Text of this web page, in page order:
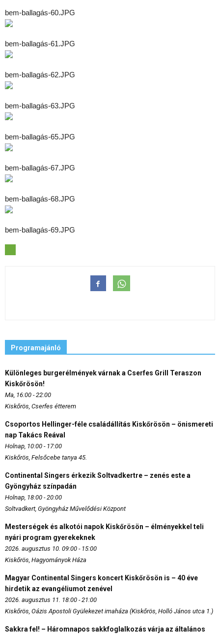
bem-ballagás-60.JPG
bem-ballagás-61.JPG
bem-ballagás-62.JPG
bem-ballagás-63.JPG
bem-ballagás-65.JPG
bem-ballagás-67.JPG
bem-ballagás-68.JPG
bem-ballagás-69.JPG
Programajánló
Különleges burgerélmények várnak a Cserfes Grill Teraszon
Kiskőrösön!
Ma, 16:00 - 22:00
Kiskőrös, Cserfes étterem
Csoportos Hellinger-féle családállítás Kiskőrösön – önismereti
nap Takács Reával
Holnap, 10:00 - 17:00
Kiskőrös, Felsőcebe tanya 45.
Continental Singers érkezik Soltvadkertre – zenés este a
Gyöngyház színpadán
Holnap, 18:00 - 20:00
Soltvadkert, Gyöngyház Művelődési Központ
Mesterségek és alkotói napok Kiskőrösön – élményekkel teli
nyári program gyerekeknek
2026. augusztus 10. 09:00 - 15:00
Kiskőrös, Hagyományok Háza
Magyar Continental Singers koncert Kiskőrösön is – 40 éve
hirdetik az evangéliumot zenével
2026. augusztus 11. 18:00 - 21:00
Kiskőrös, Oázis Apostoli Gyülekezet imaháza (Kiskőrös, Holló János utca 1.)
Sakkra fel! – Háromnapos sakkfoglalkozás várja az általános